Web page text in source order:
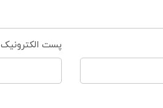
پست الکترونیک